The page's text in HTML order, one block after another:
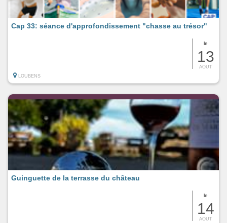
le
13
AOUT
Cap 33: séance d'approfondissement "chasse au trésor"
LOUBENS
le
14
AOUT
Guinguette de la terrasse du château